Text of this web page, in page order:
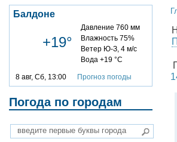
Балдоне
+19°
Давление 760 мм
Влажность 75%
Ветер Ю-З, 4 м/с
Вода +19 °C
8 авг, Сб, 13:00 Прогноз погоды
Погода по городам